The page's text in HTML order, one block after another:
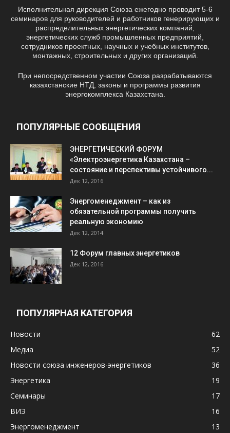
Исполнительная дирекция Союза ежегодно проводит 5-6
семинаров для руководителей и работников генерирующих и
распределительных энергетических компаний,
энергетических служб промышленных предприятий,
сотрудников проектных, научных и учебных институтов,
монтажных, строительных и других организаций.
При непосредственном участии Союза разрабатываются
казахстанские НТД, законы и программы развития
энергокомплекса Казахстана.
ПОПУЛЯРНЫЕ СООБЩЕНИЯ
ЭНЕРГЕТИЧЕСКИЙ ФОРУМ
«Электроэнергетика Казахстана –
состояние и перспективы устойчивого...
Дек 12, 2016
Энергоменеджмент – как из
обязательной программы получить
реальную экономию
Дек 12, 2014
12 Форум главных энергетиков
Дек 12, 2016
ПОПУЛЯРНАЯ КАТЕГОРИЯ
Новости
62
Медиа
52
Новости союза инженеров-энергетиков
36
Энергетика
19
Семинары
17
ВИЭ
16
Энергоменеджмент
13